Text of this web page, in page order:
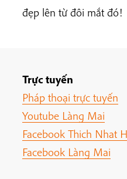
đẹp lên từ đôi mắt đó!
Trực tuyến
Pháp thoại trực tuyến
Youtube Làng Mai
Facebook Thich Nhat
Facebook Làng Mai